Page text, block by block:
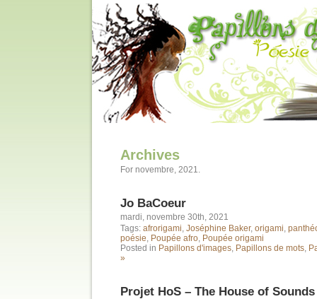
Archives
For novembre, 2021.
Jo BaCoeur
mardi, novembre 30th, 2021
Tags: afrorigami, Joséphine Baker, origami,
poésie, Poupée afro, Poupée origami
Posted in Papillons d'images, Papillons de mots,
»
Projet HoS – The House of Sounds